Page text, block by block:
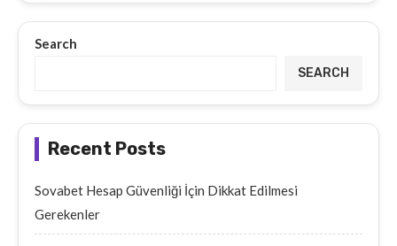
Search
SEARCH
Recent Posts
Sovabet Hesap Güvenliği İçin Dikkat Edilmesi
Gerekenler